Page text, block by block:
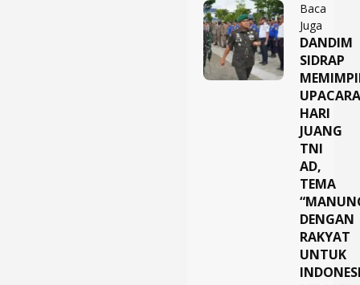
Baca
Juga
DANDIM
SIDRAP
UPACARA
HARI
JUANG
TNI
AD,
TEMA
DENGAN
RAKYAT
UNTUK